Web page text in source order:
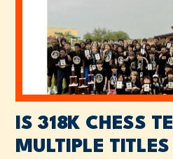
IS 318K CHESS
MULTIPLE